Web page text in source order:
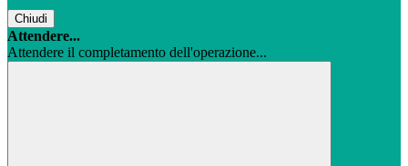
Chiudi
Attendere...
Attendere il completamento dell'operazione...